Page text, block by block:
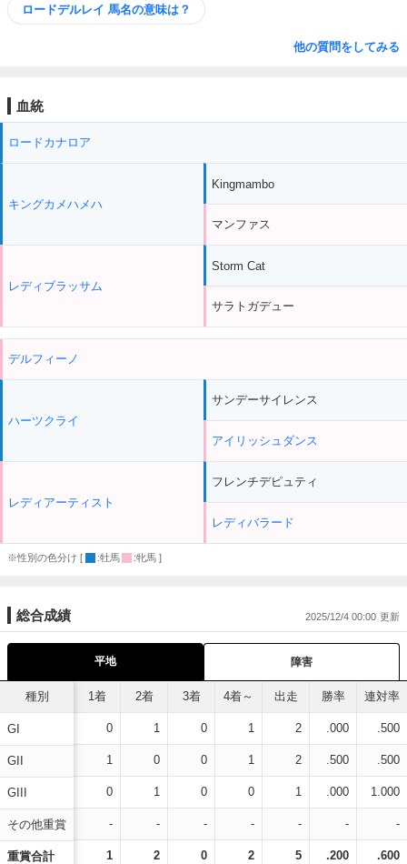
ロードデルレイ 馬名の意味は？
他の質問をしてみる
血統
ロードカナロア
キングカメハメハ
レディブラッサム
Kingmambo
マンファス
Storm Cat
サラトガデュー
デルフィーノ
ハーツクライ
レディアーティスト
サンデーサイレンス
アイリッシュダンス
フレンチデピュティ
レディバラード
※性別の色分け [ :牡馬 :牝馬 ]
総合成績 2025/12/4 00:00
平地 障害
種別
GI
GII
GIII
その他重賞
重賞合計
1着 2着 3着 4着～ 出走 勝率 連対率
0 1 0 1 2 .000 .500
1 0 0 1 2 .500 .500
0 1 0 0 1 .000 1.000
- - - - - - -
1 2 0 2 5 .200 .600